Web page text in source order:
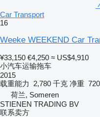
Car Transport
16
Weeke WEEKEND Car
¥33,150 €4,250 ≈ US$4,910
小汽车运输拖车
2015
载重能力
2,780 千克 净重
荷兰, Someren
STIENEN TRADING BV
联系卖方